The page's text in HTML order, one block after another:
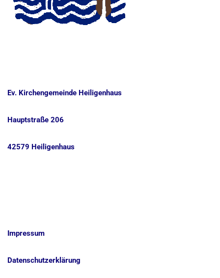
Ev. Kirchengemeinde Heiligenhaus
Hauptstraße 206
42579 Heiligenhaus
Impressum
Datenschutzerklärung